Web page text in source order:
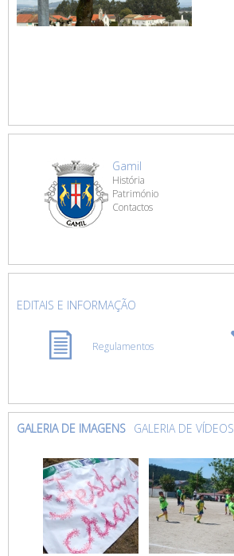
Gamil
História
Património
Contactos
EDITAIS E INFORMAÇÃO
Regulamentos
GALERIA DE IMAGENS GALERIA DE VÍDEOS